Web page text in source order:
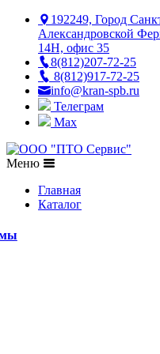
192249, Город
Александровской
14Н, офис 35
8(812)207-72-25
8(812)917-72-25
info@kran-spb.ru
Телеграм
Max
Меню
Главная
Каталог